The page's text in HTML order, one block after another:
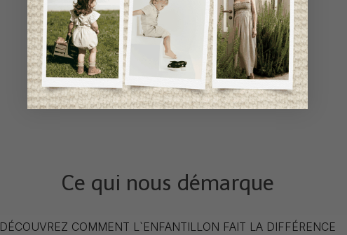
Ce qui nous démarque
DÉCOUVREZ COMMENT L`ENFANTILLON FAIT LA DIFFÉRENCE